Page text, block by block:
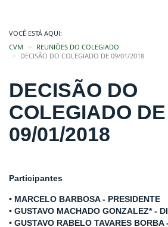
VOCÊ ESTÁ AQUI:
CVM
REUNIÕES DO COLEGIADO
DECISÃO DO COLEGIADO DE 09/01/2018
DECISÃO DO
COLEGIADO DE
09/01/2018
Participantes
• MARCELO BARBOSA - PRESIDENTE
• GUSTAVO MACHADO GONZALEZ* -
• GUSTAVO RABELO TAVARES BORBA